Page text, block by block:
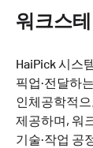
워크스
HaiPick 시스
픽업·전달하
인체공학적
제공하며, 워
기술·작업 공